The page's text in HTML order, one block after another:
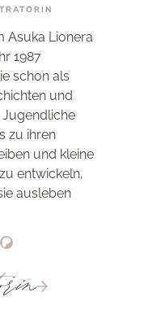
Asuka Lionera
1987
schon als
und
Jugendliche
zu ihren
und kleine
entwickeln,
ausleben